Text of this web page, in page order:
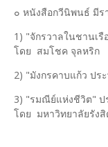
๐ หนังสือกวีนิพนธ์ มีร
1) "จักรวาลในชานเ
โดย สมโชค จุลหริก
2) "มังกรคาบแก้ว ปร
3) "รมณีย์แห่งชีวิต"
โดย มหาวิทยาลัยรังสิ